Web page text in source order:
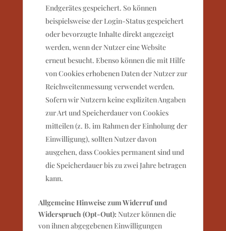
Endgerätes gespeichert. So können
beispielsweise der Login-Status gespeichert
oder bevorzugte Inhalte direkt angezeigt
werden, wenn der Nutzer eine Website
erneut besucht. Ebenso können die mit Hilfe
von Cookies erhobenen Daten der Nutzer zur
Reichweitenmessung verwendet werden.
Sofern wir Nutzern keine expliziten Angaben
zur Art und Speicherdauer von Cookies
mitteilen (z. B. im Rahmen der Einholung der
Einwilligung), sollten Nutzer davon
ausgehen, dass Cookies permanent sind und
die Speicherdauer bis zu zwei Jahre betragen
kann.
Allgemeine Hinweise zum Widerruf und
Widerspruch (Opt-Out): Nutzer können die
von ihnen abgegebenen Einwilligungen